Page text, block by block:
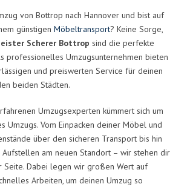
von Bottrop nach Hannover und bist auf
günstigen Möbeltransport? Keine Sorge,
Scherer Bottrop sind die perfekte
professionelles Umzugsunternehmen bieten
und preiswerten Service für deinen
beiden Städten.
Umzugsexperten kümmert sich um
Umzugs. Vom Einpacken deiner Möbel und
über den sicheren Transport bis hin
Aufstellen am neuen Standort – wir stehen dir
Seite. Dabei legen wir großen Wert auf
Arbeiten, um deinen Umzug so